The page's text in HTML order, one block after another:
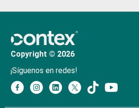
Copyright © 2026
¡Síguenos en redes!